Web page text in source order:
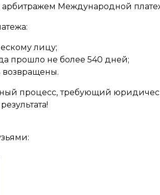
арбитражем Международной
лицу;
прошло не более 540 дней;
возвращены.
процесс, требующий